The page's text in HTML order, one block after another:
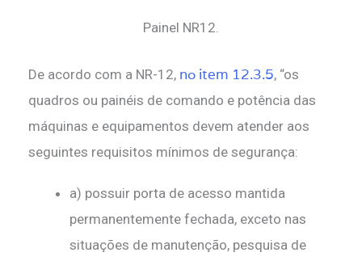
Painel NR12.
De acordo com a NR-12, no item 12.3.5, “os
quadros ou painéis de comando e potência das
máquinas e equipamentos devem atender aos
seguintes requisitos mínimos de segurança:
a) possuir porta de acesso mantida
permanentemente fechada, exceto nas
situações de manutenção, pesquisa de